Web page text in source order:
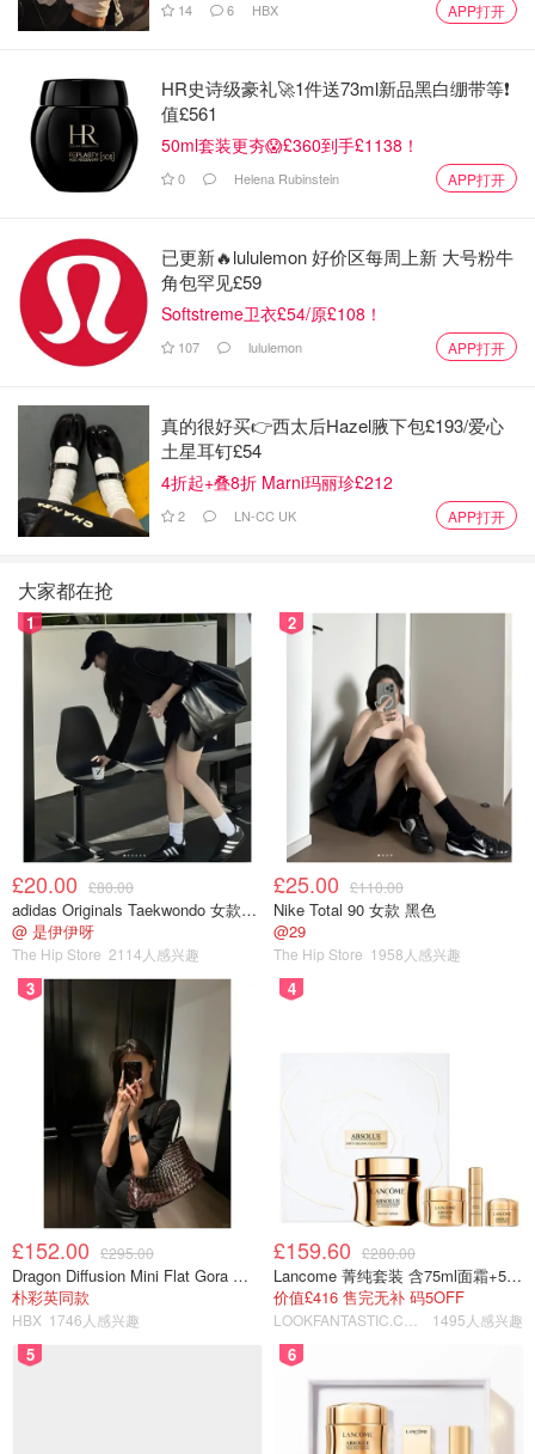
14 6 HBX APP打开
HR史诗级豪礼🚀1件送73ml新品黑白绷带等❗️
值£561
50ml套装更夯😱£360到手£1138！
0 Helena Rubinstein APP打开
已更新🔥lululemon 好价区每周上新 大号粉牛
角包罕见£59
Softstreme卫衣£54/原£108！
107 lululemon APP打开
真的很好买👉西太后Hazel腋下包£193/爱心
土星耳钉£54
4折起+叠8折 Marni玛丽珍£212
2 LN-CC UK APP打开
大家都在抢
1
£20.00 £80.00
adidas Originals Taekwondo 女款黑色运动鞋
@ 是伊伊呀
The Hip Store 2114人感兴趣
2
£25.00 £110.00
Nike Total 90 女款 黑色
@29
The Hip Store 1958人感兴趣
3
£152.00 £295.00
Dragon Diffusion Mini Flat Gora 深棕色手提包
朴彩英同款
HBX 1746人感兴趣
4
£159.60 £280.00
Lancome 菁纯套装 含75ml面霜+5ml精华+5ml眼霜
价值£416 售完无补 码5OFF
1495人感兴趣
5 6